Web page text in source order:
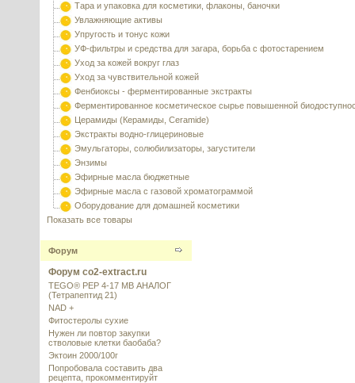
Тара и упаковка для косметики, флаконы, баночки
Увлажняющие активы
Упругость и тонус кожи
УФ-фильтры и средства для загара, борьба с фотостарением
Уход за кожей вокруг глаз
Уход за чувствительной кожей
Фенбиоксы - ферментированные экстракты
Ферментированное косметическое сырье повышенной
Церамиды (Керамиды, Ceramide)
Экстракты водно-глицериновые
Эмульгаторы, солюбилизаторы, загустители
Энзимы
Эфирные масла бюджетные
Эфирные масла с газовой хроматограммой
Оборудование для домашней косметики
Показать все товары
Форум
Форум co2-extract.ru
TEGO® PEP 4-17 MB АНАЛОГ
(Тетрапептид 21)
NAD +
Фитостеролы сухие
Нужен ли повтор закупки
стволовые клетки баобаба?
Эктоин 2000/100г
Попробовала составить два
рецепта, прокомментируйт